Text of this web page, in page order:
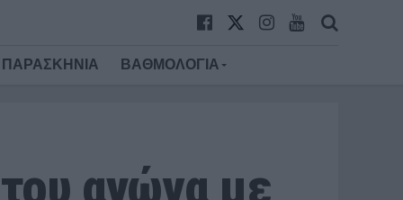
ΠΑΡΑΣΚΗΝΙΑ ΒΑΘΜΟΛΟΓΙΑ
αγώνα με